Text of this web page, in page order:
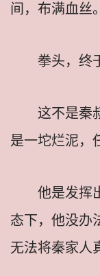
间，布满血丝。
拳头，终
这不是秦
是一坨烂泥，
他是发挥
态下，他没办
无法将秦家人